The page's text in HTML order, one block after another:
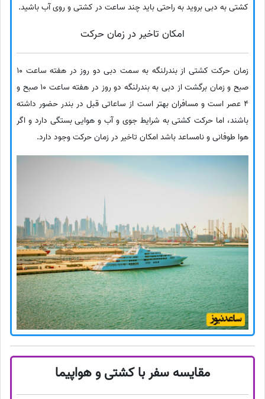
کشتی به دبی بروید به راحتی باید چند ساعت در کشتی و روی آب باشید.
امکان تاخیر در زمان حرکت
زمان حرکت کشتی از بندرلنگه به سمت دبی دو روز در هفته ساعت 10
صبح و زمان برگشت از دبی به بندرلنگه دو روز در هفته ساعت 10 صبح و
4 عصر است و مسافران بهتر است از ساعاتی قبل در بندر حضور داشته
باشند، اما حرکت کشتی به شرایط جوی و آب و هوایی بستگی دارد و اگر
هوا طوفانی و نامساعد باشد امکان تاخیر در زمان حرکت وجود دارد.
مقایسه سفر با کشتی و هواپیما